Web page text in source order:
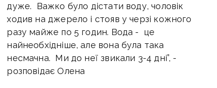
дуже. Важко було дістати воду, чоловік
ходив на джерело і стояв у черзі кожного
разу майже по 5 годин. Вода - це
найнеобхідніше, але вона була така
несмачна. Ми до неї звикали 3-4 дні”, -
розповідає Олена